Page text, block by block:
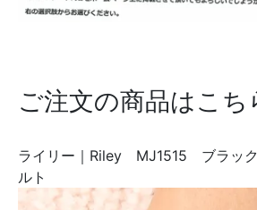
ご注文の商品はこち
ライリー｜Riley MJ1515 ブラッ
ルト